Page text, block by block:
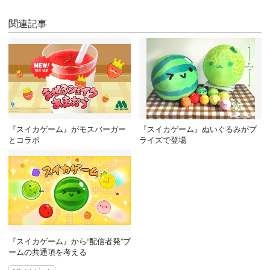
関連記事
『スイカゲーム』がモスバーガー
とコラボ
『スイカゲーム』ぬいぐるみがプ
ライズで登場
『スイカゲーム』から“配信者発”ブ
ームの共通項を考える